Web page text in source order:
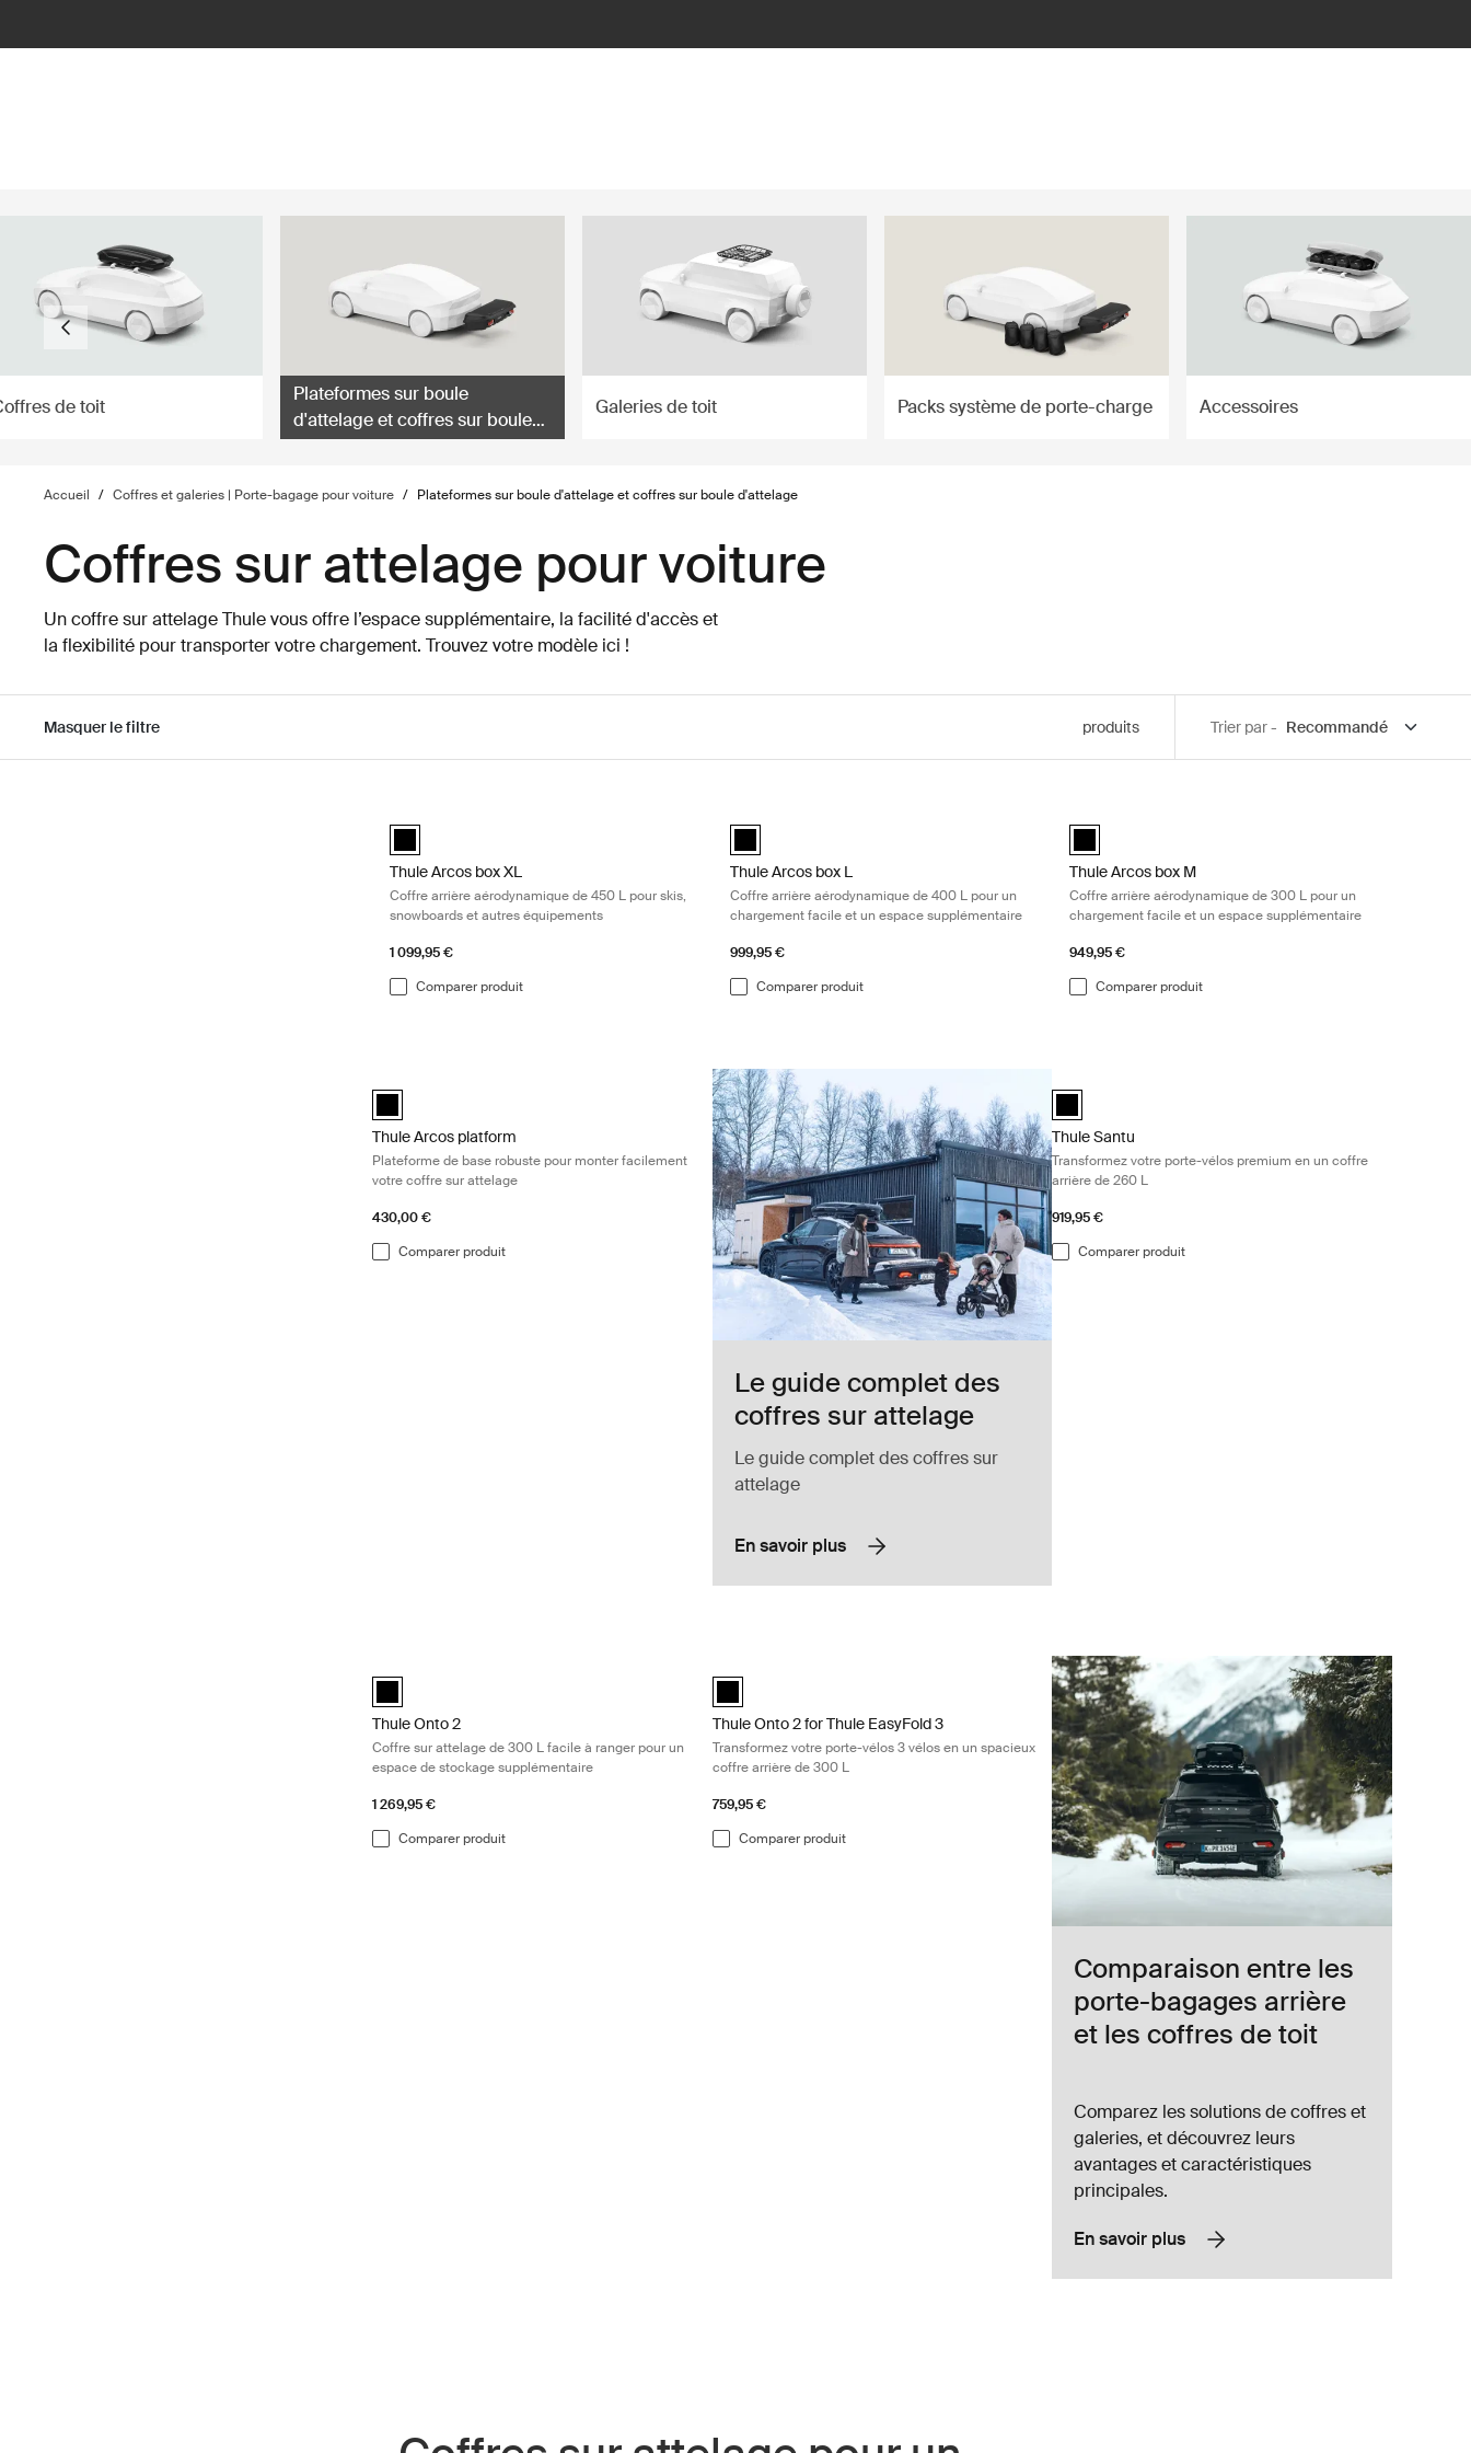
de toit
Plateformes sur boule
d'attelage et coffres sur boule
d'attelage
Galeries de toit Packs système de porte-charge Accessoires
Accueil / Coffres et galeries | Porte-bagage pour voiture / Plateformes sur boule d'attelage et coffres sur boule d'attelage
Coffres sur attelage pour voiture
Un coffre sur attelage Thule vous offre l’espace supplémentaire, la facilité d'accès et
la flexibilité pour transporter votre chargement. Trouvez votre modèle ici !
Masquer le filtre produits Trier par -
black (selected)
Thule Arcos box XL
Coffre arrière aérodynamique de 450 L pour skis,
snowboards et autres équipements
1 099,95 €
Comparer produit
black (selected)
Thule Arcos box L
Coffre arrière aérodynamique de 400 L pour un
chargement facile et un espace supplémentaire
999,95 €
Comparer produit
black (selected)
Thule Arcos box M
Coffre arrière aérodynamique de 300 L pour un
chargement facile et un espace supplémentaire
949,95 €
Comparer produit
Thule Arcos platform Plateforme de base robuste pour monter facilement votre coffre sur attelage Black
Thule Arcos platform Noir (selected)
Thule Arcos platform
Plateforme de base robuste pour monter facilement
votre coffre sur attelage
430,00 €
Comparer produit
Le guide complet des
coffres sur attelage
Le guide complet des coffres sur
attelage
En savoir plus
Thule Santu Noir (selected)
Thule Santu
Transformez votre porte-vélos premium en un coffre
arrière de 260 L
919,95 €
Comparer produit
Thule Onto 2 Coffre sur attelage de 300 L facile à ranger pour un espace de stockage supplémentaire Black
Thule Onto 2 Noir (selected)
Thule Onto 2
Coffre sur attelage de 300 L facile à ranger pour un
espace de stockage supplémentaire
1 269,95 €
Comparer produit
Thule Onto 2 for Thule EasyFold 3 Transformez votre porte-vélos 3 vélos en un spacieux coffre arrière de 300
Thule Onto 2 for Thule EasyFold 3 Noir (selected)
Thule Onto 2 for Thule EasyFold 3
Transformez votre porte-vélos 3 vélos en un spacieux
coffre arrière de 300 L
759,95 €
Comparer produit
Comparaison entre les
porte-bagages arrière
et les coffres de toit
Comparez les solutions de coffres et
galeries, et découvrez leurs
avantages et caractéristiques
principales.
En savoir plus